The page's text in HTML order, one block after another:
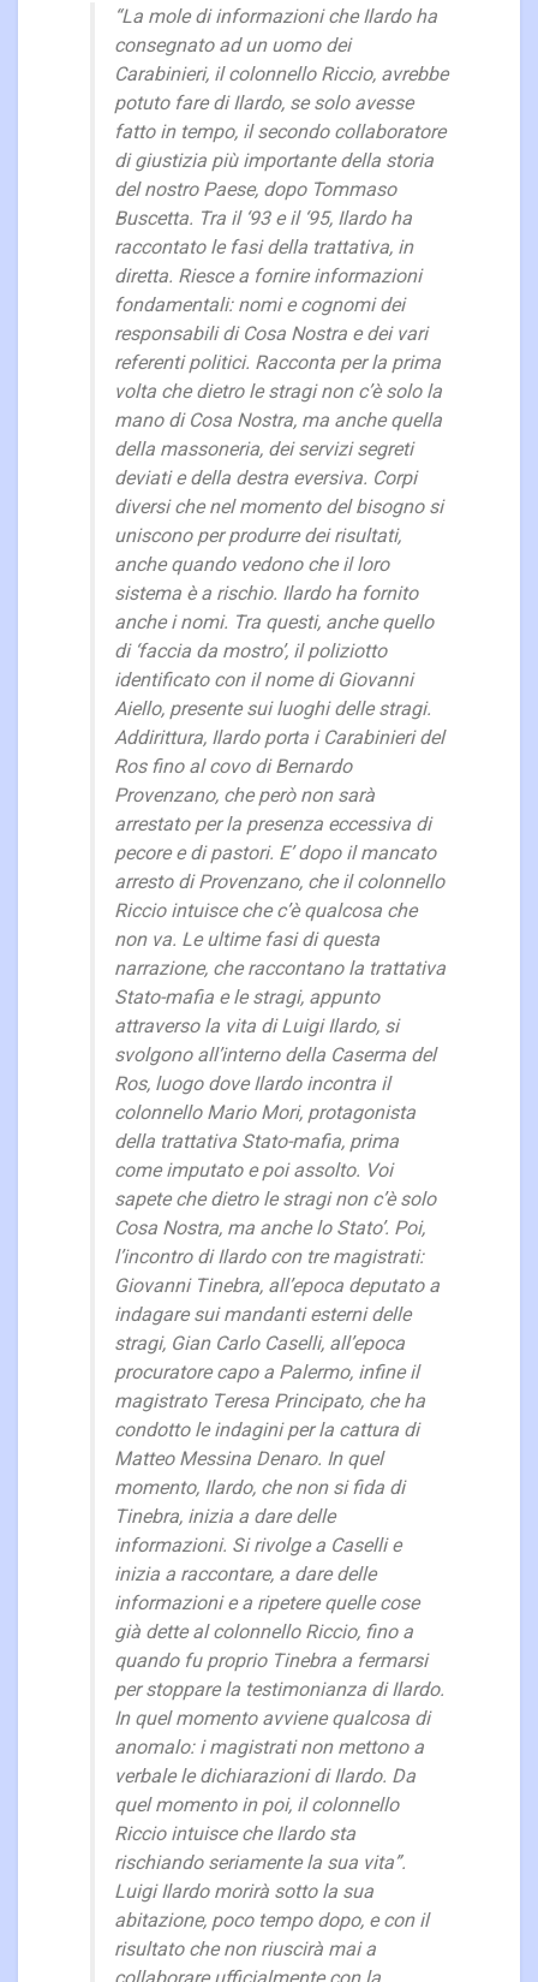
“La mole di informazioni che Ilardo ha
consegnato ad un uomo dei
Carabinieri, il colonnello Riccio, avrebbe
potuto fare di Ilardo, se solo avesse
fatto in tempo, il secondo collaboratore
di giustizia più importante della storia
del nostro Paese, dopo Tommaso
Buscetta. Tra il ‘93 e il ‘95, Ilardo ha
raccontato le fasi della trattativa, in
diretta. Riesce a fornire informazioni
fondamentali: nomi e cognomi dei
responsabili di Cosa Nostra e dei vari
referenti politici. Racconta per la prima
volta che dietro le stragi non c’è solo la
mano di Cosa Nostra, ma anche quella
della massoneria, dei servizi segreti
deviati e della destra eversiva. Corpi
diversi che nel momento del bisogno si
uniscono per produrre dei risultati,
anche quando vedono che il loro
sistema è a rischio. Ilardo ha fornito
anche i nomi. Tra questi, anche quello
di ‘faccia da mostro’, il poliziotto
identificato con il nome di Giovanni
Aiello, presente sui luoghi delle stragi.
Addirittura, Ilardo porta i Carabinieri del
Ros fino al covo di Bernardo
Provenzano, che però non sarà
arrestato per la presenza eccessiva di
pecore e di pastori. E’ dopo il mancato
arresto di Provenzano, che il colonnello
Riccio intuisce che c’è qualcosa che
non va. Le ultime fasi di questa
narrazione, che raccontano la trattativa
Stato-mafia e le stragi, appunto
attraverso la vita di Luigi Ilardo, si
svolgono all’interno della Caserma del
Ros, luogo dove Ilardo incontra il
colonnello Mario Mori, protagonista
della trattativa Stato-mafia, prima
come imputato e poi assolto. Voi
sapete che dietro le stragi non c’è solo
Cosa Nostra, ma anche lo Stato’. Poi,
l’incontro di Ilardo con tre magistrati:
Giovanni Tinebra, all’epoca deputato a
indagare sui mandanti esterni delle
stragi, Gian Carlo Caselli, all’epoca
procuratore capo a Palermo, infine il
magistrato Teresa Principato, che ha
condotto le indagini per la cattura di
Matteo Messina Denaro. In quel
momento, Ilardo, che non si fida di
Tinebra, inizia a dare delle
informazioni. Si rivolge a Caselli e
inizia a raccontare, a dare delle
informazioni e a ripetere quelle cose
già dette al colonnello Riccio, fino a
quando fu proprio Tinebra a fermarsi
per stoppare la testimonianza di Ilardo.
In quel momento avviene qualcosa di
anomalo: i magistrati non mettono a
verbale le dichiarazioni di Ilardo. Da
quel momento in poi, il colonnello
Riccio intuisce che Ilardo sta
rischiando seriamente la sua vita”.
Luigi Ilardo morirà sotto la sua
abitazione, poco tempo dopo, e con il
risultato che non riuscirà mai a